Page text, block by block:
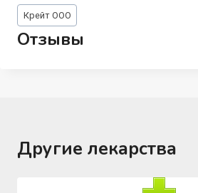
Метки
записи:
Крейт ООО
Отзывы
Другие лекарства